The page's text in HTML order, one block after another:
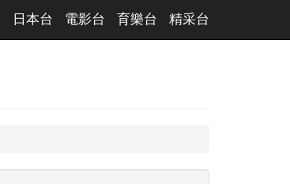
日本台 電影台 育樂台 精采台